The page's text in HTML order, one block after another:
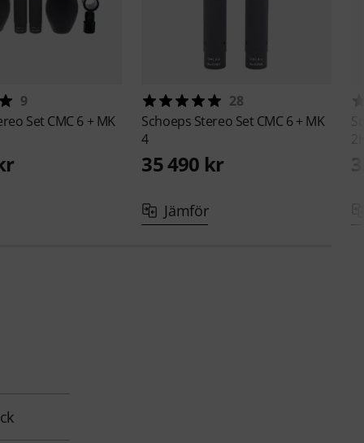
9
Set CMC 6 + MK
28
Schoeps Stereo Set CMC 6 + MK
4
35 490 kr
Jämför